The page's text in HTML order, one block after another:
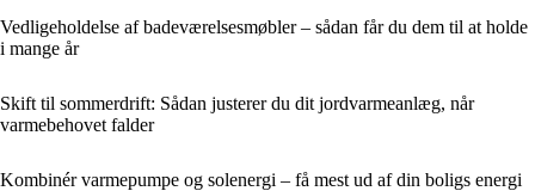
Vedligeholdelse af badeværelsesmøbler – sådan får du dem til at holde
i mange år
Skift til sommerdrift: Sådan justerer du dit jordvarmeanlæg, når
varmebehovet falder
Kombinér varmepumpe og solenergi – få mest ud af din boligs energi